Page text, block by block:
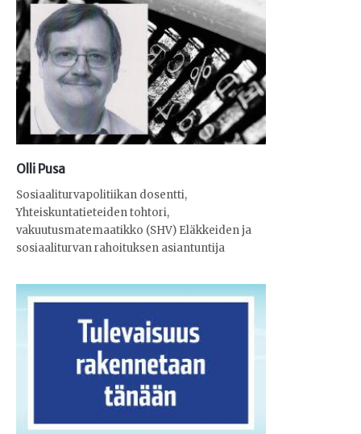
Olli Pusa
Sosiaaliturvapolitiikan dosentti,
Yhteiskuntatieteiden tohtori,
vakuutusmatemaatikko (SHV) Eläkkeiden ja
sosiaaliturvan rahoituksen asiantuntija